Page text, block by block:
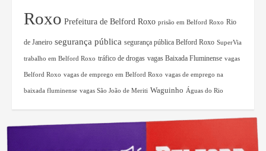
Roxo Prefeitura de Belford Roxo prisão em Belford Roxo Rio
de Janeiro segurança pública segurança pública Belford Roxo SuperVia
trabalho em Belford Roxo tráfico de drogas vagas Baixada Fluminense vagas
Belford Roxo vagas de emprego em Belford Roxo vagas de emprego na
baixada fluminense vagas São João de Meriti Waguinho Águas do Rio